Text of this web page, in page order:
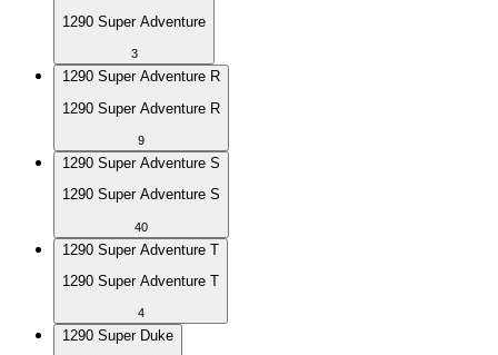
1290 Super Adventure
3
1290 Super Adventure R
1290 Super Adventure R
9
1290 Super Adventure S
1290 Super Adventure S
40
1290 Super Adventure T
1290 Super Adventure T
4
1290 Super Duke